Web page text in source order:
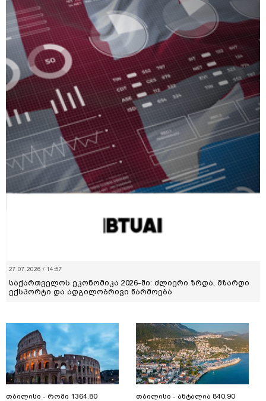
27.07.2026 / 14:57
საქართველოს ეკონომიკა 2026-ში: ძლიერი ზრდა, მზარდი
ექსპორტი და ადგილობრივი წარმოება
თბილისი - რომი 1364.80
თბილისი - ანტალია 840.90